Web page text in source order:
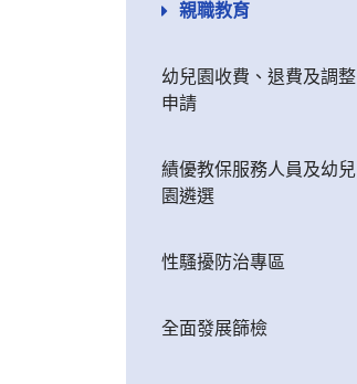
親職教育
幼兒園收費、退費及調整
申請
績優教保服務人員及幼兒
園遴選
性騷擾防治專區
全面發展篩檢